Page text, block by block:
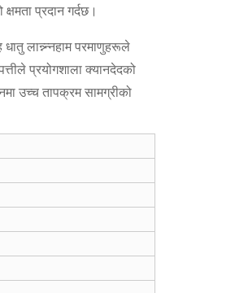
प्रदान गर्दछ।
लान्न्न्नहाम परमाणुहरूले
प्रयोगशाला क्यानदेदको
उच्च तापक्रम सामग्रीको